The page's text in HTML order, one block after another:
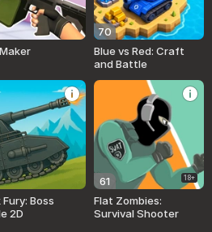
70
Blue vs Red: Craft
and Battle
Fury: Boss
2D
61 18+
Flat Zombies:
Survival Shooter